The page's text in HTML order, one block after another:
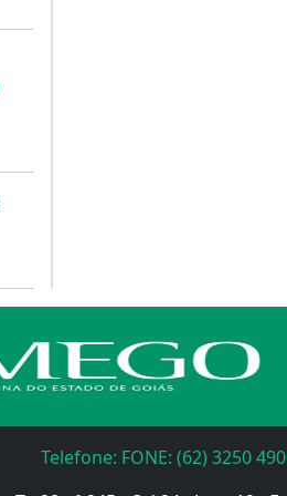
Telefone: FONE: (62) 3250